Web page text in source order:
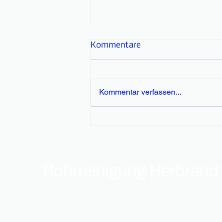
Kommentare
Kommentar verfassen...